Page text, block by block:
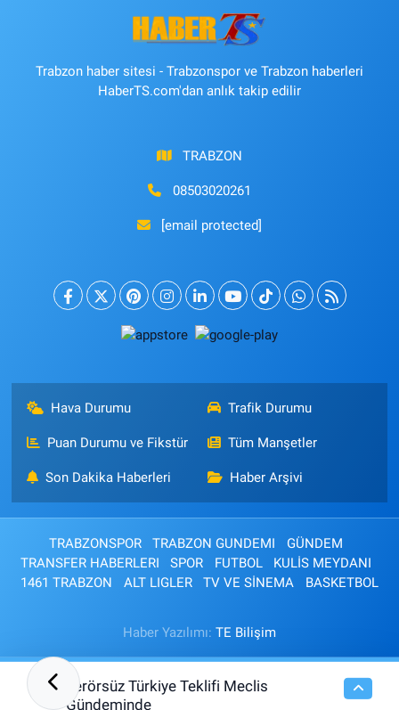
Trabzon haber sitesi - Trabzonspor ve Trabzon haberleri
HaberTS.com'dan anlık takip edilir
TRABZON
08503020261
[email protected]
Hava Durumu Trafik Durumu
Puan Durumu ve Fikstür Tüm Manşetler
Son Dakika Haberleri Haber Arşivi
TRABZONSPOR TRABZON GUNDEMI
GÜNDEM
TRANSFER HABERLERI
SPOR FUTBOL
KULİS MEYDANI
1461 TRABZON
ALT LIGLER TV VE SİNEMA BASKETBOL
Haber Yazılımı: TE Bilişim
12:52
Terörsüz Türkiye Teklifi Meclis
Gündeminde